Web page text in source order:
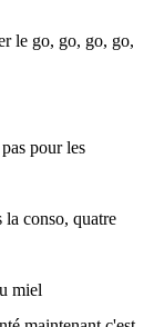
le go, go, go, go,
pour les
la conso, quatre
miel